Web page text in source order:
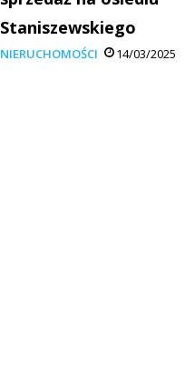
Staniszewskiego
NIERUCHOMOŚCI 14/03/2025